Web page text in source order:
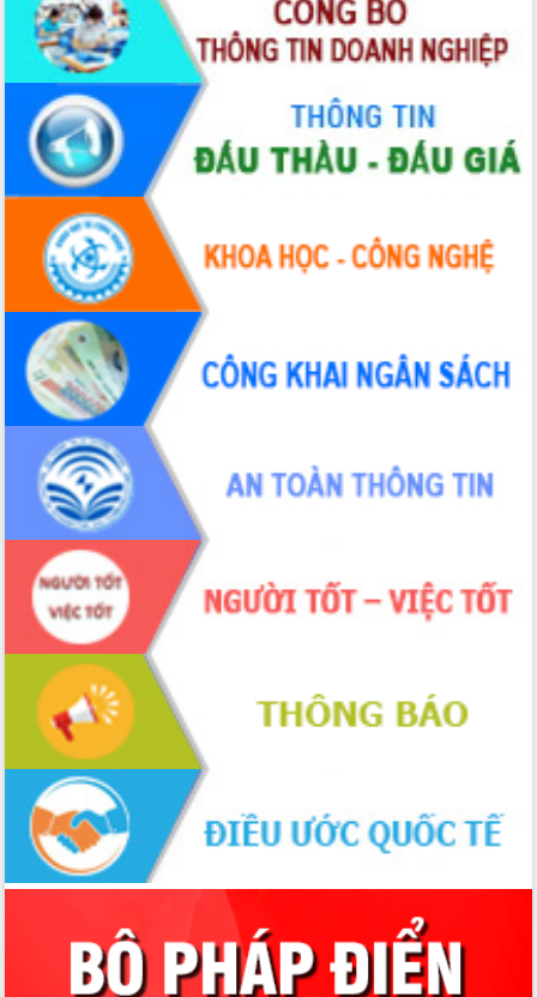
trong thương mại điện tử năm 2026
Đoàn đại biểu Quốc hội tỉnh Đắk Lắk
trao đổi thông tin trước Kỳ họp thứ
nhất, Quốc hội khóa XVI
Quyết liệt cải cách hành chính, khơi
thông nguồn lực phát triển
Nâng cao hiệu lực, hiệu quả HĐND
tỉnh thông qua hiện đại hóa hành chính
Xã Ea Phê gắn cải cách hành chính với
chuyển đổi số
Phó Chủ tịch Thường trực UBND tỉnh
Hồ Thị Nguyên Thảo làm việc tại Trung
tâm Phục vụ hành chính công xã Ea
Phê
Xây dựng nền hành chính số đồng
hành cùng nông dân dân, doanh nghiệp
Giai đoạn 2026-2030, Đắk Lắk phấn
đấu có 77% xã đạt chuẩn nông thôn
mới
Chuyển đổi số 'mở đường' cho nông
nghiệp Đắk Lắk tăng trưởng bứt phá
Triển khai đồng bộ đo đạc, lập hồ sơ
địa chính, hoàn thiện cơ sở dữ liệu đất
đai
Ứng dụng sinh trắc học - Bước tiến
trong hành trình chuyển đổi số tại Đắk
Lắk
Đắk Lắk nâng cao hiệu quả công tác
Đảng từ Sổ tay đảng viên điện tử
Đắk Lắk đẩy mạnh nuôi biển công
nghệ, hướng tới phát triển thủy sản
bền vững
Tập huấn nâng cao năng lực triển khai
chuyển đổi số cho cán bộ, công chức
Đắk Lắk phát động hưởng ứng Ngày
Quyền của người tiêu dùng Việt Nam